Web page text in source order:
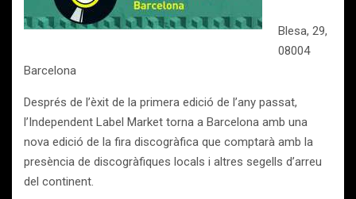
Blesa, 29,
08004
Barcelona
Després de l’èxit de la primera edició de l’any passat,
l’Independent Label Market torna a Barcelona amb una
nova edició de la fira discogràfica que comptarà amb la
presència de discogràfiques locals i altres segells d’arreu
del continent.